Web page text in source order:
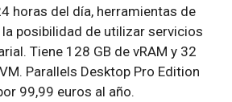
horas del día, herramientas de
la posibilidad de utilizar servicios
Tiene 128 GB de vRAM y 32
Parallels Desktop Pro Edition
99,99 euros al año.